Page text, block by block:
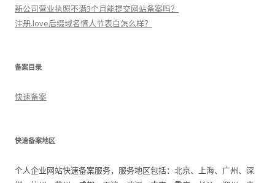
新公司营业执照不满3个月能提交网站备案吗？
注册.love后缀域名情人节表白怎么样？
备案目录
快速备案
快速备案地区
个人企业网站快速备案服务，服务地区包括：北京、上海、广州、深